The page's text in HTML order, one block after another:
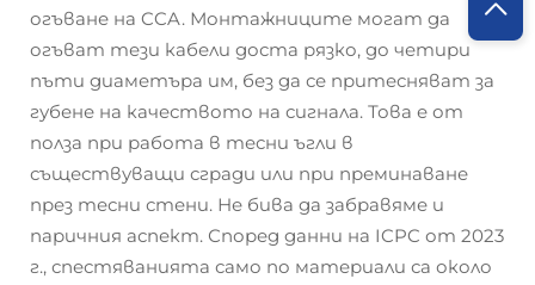
огъване на CCA. Монтажниците могат да
огъват тези кабели доста рязко, до четири
пъти диаметъра им, без да се притесняват за
губене на качеството на сигнала. Това е от
полза при работа в тесни ъгли в
съществуващи сгради или при преминаване
през тесни стени. Не бива да забравяме и
паричния аспект. Според данни на ICPC от 2023
г., спестяванията само по материали са около